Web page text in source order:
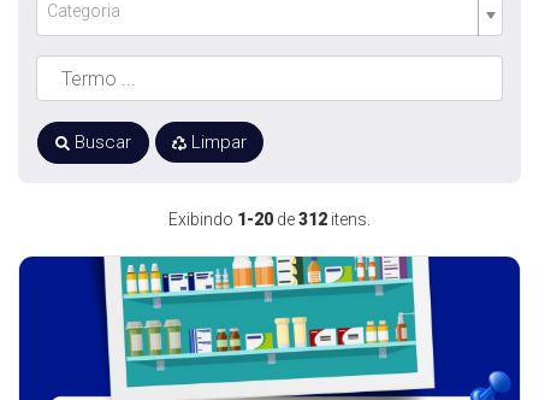
Exibindo 1-20 de312 itens.
Categoria
Buscar Limpar